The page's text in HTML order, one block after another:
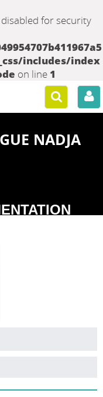
for security
includes/index
on line 1
NADJA